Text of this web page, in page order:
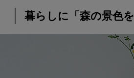
暮らしに「森の景色